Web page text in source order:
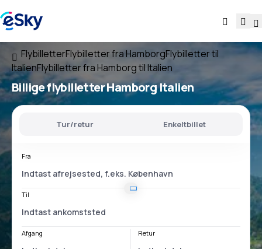
FlybilletterFlybilletter fra HamborgFlybilletter til
ItalienFlybilletter fra Hamborg til Italien
Billige flybilletterHamborg Italien
Tur/retur Enkeltbillet
Fra
Til
Afgang Retur